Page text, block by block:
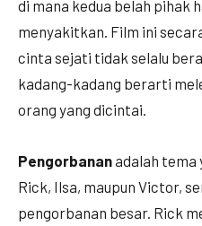
di mana kedua belah pihak
menyakitkan. Film ini
cinta sejati tidak selalu
kadang-kadang berarti
orang yang dicintai.
Pengorbananadalah tema
Rick, Ilsa, maupun Victor,
pengorbanan besar. Rick